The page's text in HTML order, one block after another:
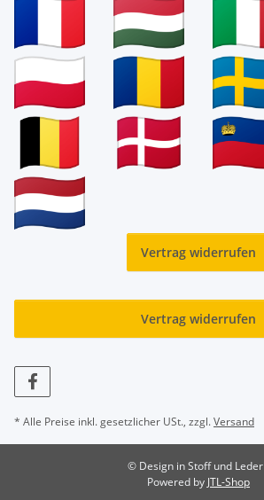
Vertrag widerrufen
Vertrag widerrufen
* Alle Preise inkl. gesetzlicher USt., zzgl.Versand
© Design in Stoff und Leder
Powered by JTL-Shop